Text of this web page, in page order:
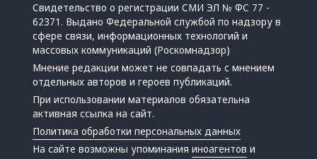
Свидетельство о регистрации СМИ ЭЛ № ФС 77 -
62371. Выдано Федеральной службой по надзору в
сфере связи, информационных технологий и
массовых коммуникаций (Роскомнадзор)
Мнение редакции может не совпадать с мнением
отдельных авторов и героев публикаций.
При использовании материалов обязательна
активная ссылка на сайт.
Политика обработки персональных данных
На сайте возможны упоминанияиноагентов и